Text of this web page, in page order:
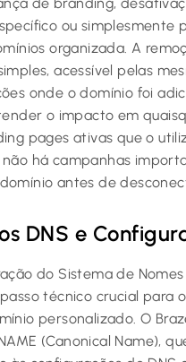
ou simplesmente
organizada. A
acessível pelas
onde o domínio foi
o impacto em
pages ativas que o
há campanhas
antes de
DNS e
do Sistema de
técnico crucial para
personalizado. O
(Canonical Name),